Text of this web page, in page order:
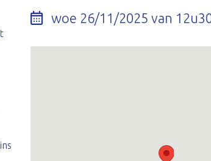
woe 26/11/2025 van